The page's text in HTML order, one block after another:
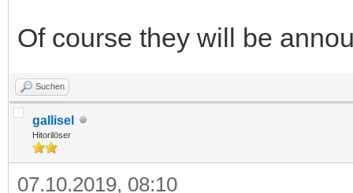
Of course they will be
Suchen
gallisel
Hitorilöser
07.10.2019, 08:10